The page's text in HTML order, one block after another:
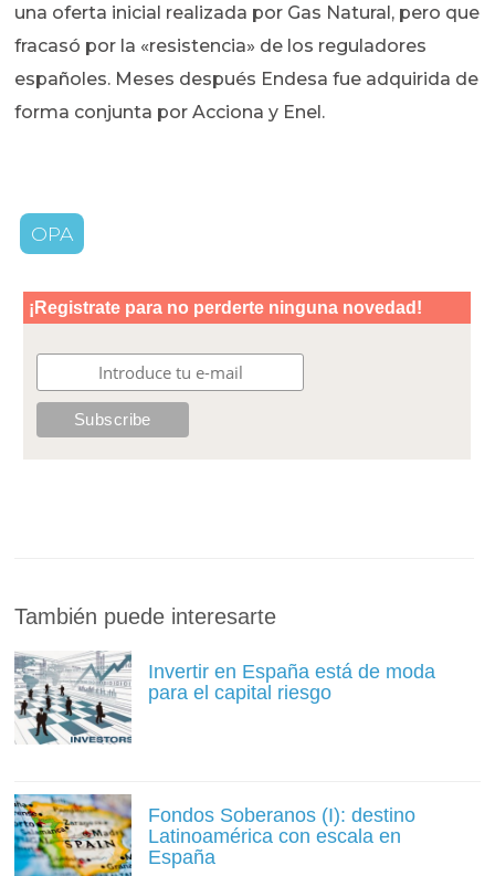
una oferta inicial realizada por Gas Natural, pero que
fracasó por la «resistencia» de los reguladores
españoles. Meses después Endesa fue adquirida de
forma conjunta por Acciona y Enel.
OPA
También puede interesarte
Invertir en España está de moda
para el capital riesgo
Fondos Soberanos (I): destino
Latinoamérica con escala en
España